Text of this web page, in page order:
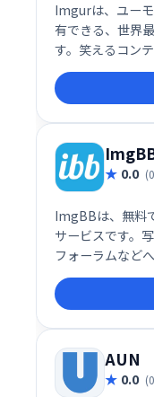
Imgurは、ユー
有できる、世界
す。笑えるコン
最新のトレンド
気軽に画像をア
ーと繋がりまし
0.0
ImgBBは、無料
サービスです。
フォーラムなど
理・共有したい
AUN
0.0